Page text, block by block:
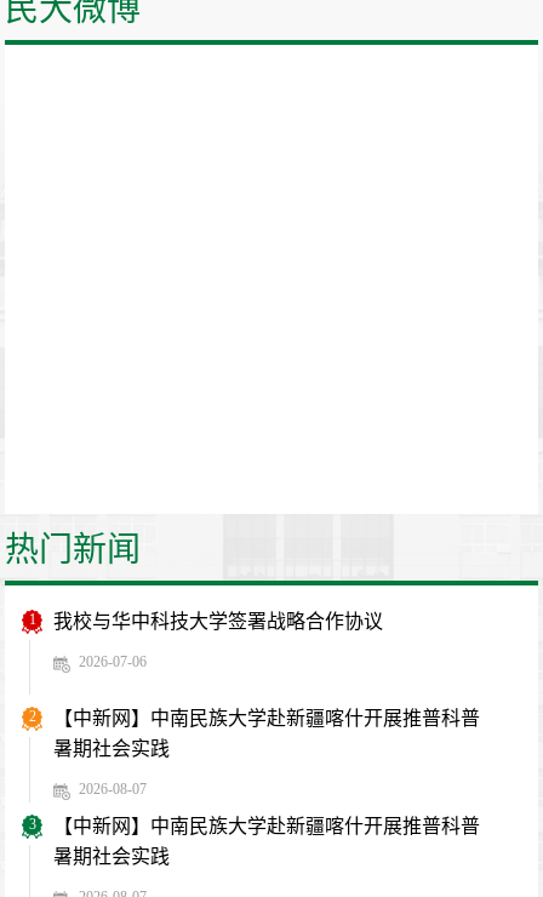
民大微博
热门新闻
1 我校与华中科技大学签署战略合作协议
2026-07-06
2
【中新网】中南民族大学赴新疆喀什开展推普科普
暑期社会实践
2026-08-07
3
【中新网】中南民族大学赴新疆喀什开展推普科普
暑期社会实践